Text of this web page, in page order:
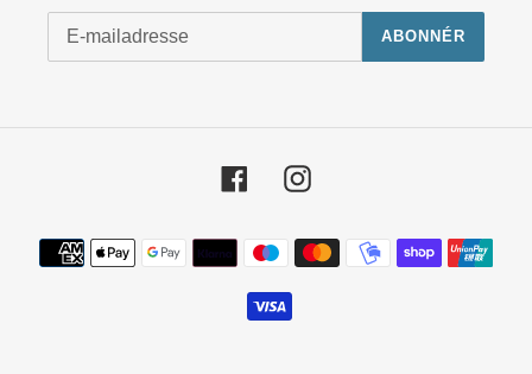
ABONNÉR
FacebookInstagram
Betalingsmetoder